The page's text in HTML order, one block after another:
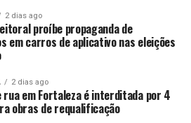
2 dias ago
proíbe propaganda de
em carros de aplicativo nas eleições
2 dias ago
rua em Fortaleza é interditada por 4
obras de requalificação